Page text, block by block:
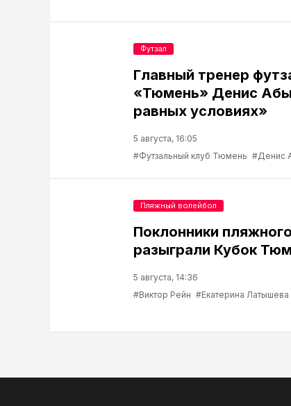
Главный тренер
«Тюмень» Денис
равных условиях»
5 августа, 16:05
#Футзальный клуб Тюмень #Денис
Футзал
Поклонники
разыграли Кубок
5 августа, 14:36
#Виктор Рейн #Екатерина Латышева
Пляжный волейбол